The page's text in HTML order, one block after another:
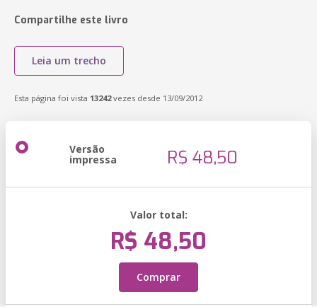
Compartilhe este livro
Leia um trecho
Esta página foi vista 13242vezes desde 13/09/2012
Versão
impressa R$ 48,50
Valor total:
R$ 48,50
Comprar